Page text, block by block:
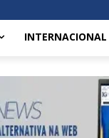
INTERNACIONAL